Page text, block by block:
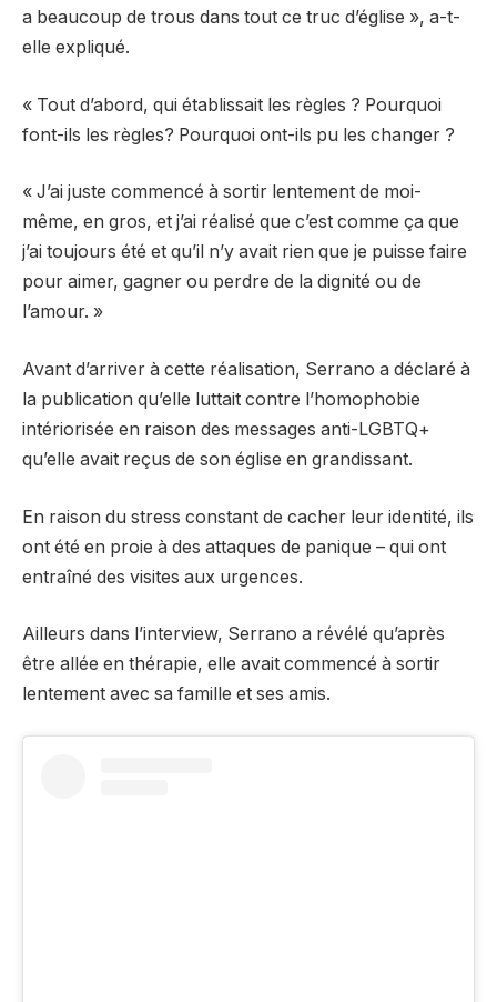
a beaucoup de trous dans tout ce truc d’église », a-t-
elle expliqué.
« Tout d’abord, qui établissait les règles ? Pourquoi
font-ils les règles? Pourquoi ont-ils pu les changer ?
« J’ai juste commencé à sortir lentement de moi-
même, en gros, et j’ai réalisé que c’est comme ça que
j’ai toujours été et qu’il n’y avait rien que je puisse faire
pour aimer, gagner ou perdre de la dignité ou de
l’amour. »
Avant d’arriver à cette réalisation, Serrano a déclaré à
la publication qu’elle luttait contre l’homophobie
intériorisée en raison des messages anti-LGBTQ+
qu’elle avait reçus de son église en grandissant.
En raison du stress constant de cacher leur identité, ils
ont été en proie à des attaques de panique – qui ont
entraîné des visites aux urgences.
Ailleurs dans l’interview, Serrano a révélé qu’après
être allée en thérapie, elle avait commencé à sortir
lentement avec sa famille et ses amis.